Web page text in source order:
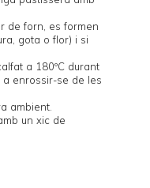
de forn, es formen
gota o flor) i si
a 180ºC durant
a enrossir-se de les
ambient.
un xic de